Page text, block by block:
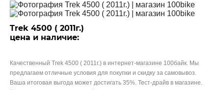
Trek 4500 ( 2011г.)
цена и наличие:
Качественный Trek 4500 ( 2011г.) в интернет-магазине 100байк. Мы
предлагаем отличные условия для покупки и скидку за самовывоз.
Ваша итоговая выгода может достигать 35%. Тест-драйв в магазине.